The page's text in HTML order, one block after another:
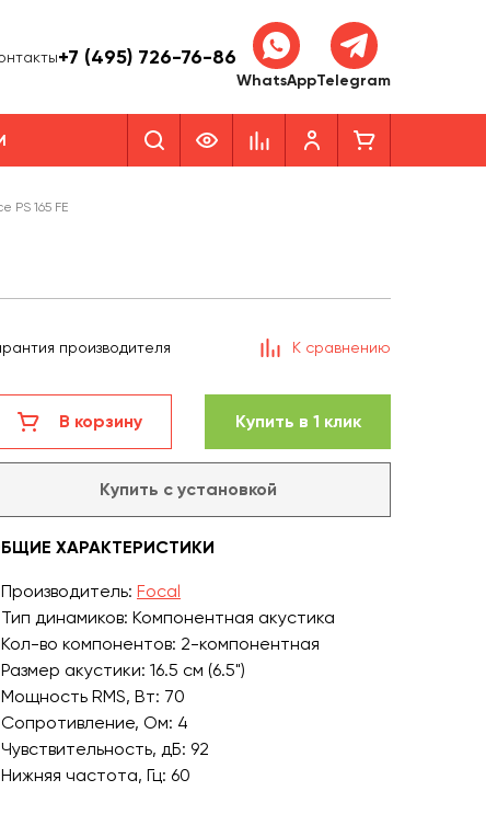
+7 (495) 726-76-86
WhatsAppTelegram
PS 165 FE
производителя К сравнению
В корзину Купить в 1 клик
Купить с установкой
ХАРАКТЕРИСТИКИ
Производитель: Focal
Тип динамиков: Компонентная акустика
Кол-во компонентов: 2-компонентная
Размер акустики: 16.5 см (6.5")
Мощность RMS, Вт: 70
Сопротивление, Ом: 4
Чувствительность, дБ: 92
Нижняя частота, Гц: 60